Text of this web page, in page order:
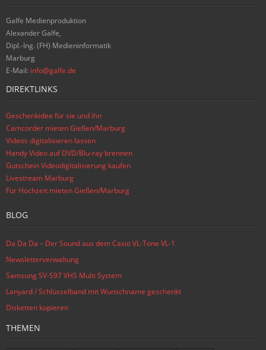
Galfe Medienproduktion
Alexander Galfe,
Dipl.-Ing. (FH) Medieninformatik
Marburg
E-Mail: info@galfe.de
DIREKTLINKS
Geschenkidee für sie und ihn
Camcorder mieten Gießen/Marburg
Videos digitalisieren lassen
Handy Video auf DVD/Blu-ray brennen
Gutschein Videodigitalisierung kaufen
Livestream Marburg
Für Hochzeit mieten Gießen/Marburg
BLOG
Da Da Da – Der Sound aus dem Casio VL-Tone VL-1
Newsletterverwaltung
Samsung SV-S97 VHS Multi System
Lanyard / Schlüsselband mit Wunschname geschenkt
Disketten kopieren
THEMEN